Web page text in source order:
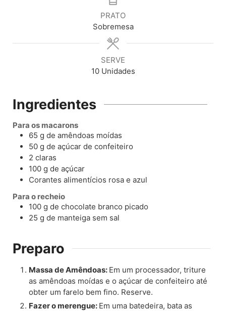
PRATO
Sobremesa
SERVE
10 Unidades
Ingredientes
Para os macarons
65 g de amêndoas moídas
50 g de açúcar de confeiteiro
2 claras
100 g de açúcar
Corantes alimentícios rosa e azul
Para o recheio
100 g de chocolate branco picado
25 g de manteiga sem sal
Preparo
Massa de Amêndoas: Em um processador, triture
as amêndoas moídas e o açúcar de confeiteiro até
obter um farelo bem fino. Reserve.
Fazer o merengue: Em uma batedeira, bata as